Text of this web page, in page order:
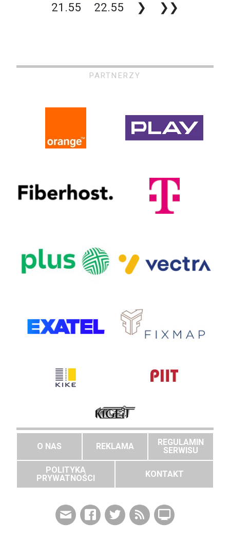
21.55
22.55 ❯ ❯❯
PARTNERZY
O NAS REKLAMA
REGULAMIN
SERWISU
POLITYKA
PRYWATNOŚCI
KONTAKT